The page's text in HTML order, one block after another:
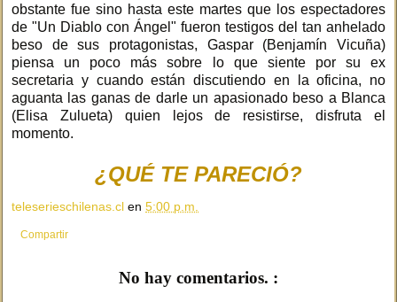
obstante fue sino hasta este martes que los espectadores
de "Un Diablo con Ángel" fueron testigos del tan anhelado
beso de sus protagonistas, Gaspar (Benjamín Vicuña)
piensa un poco más sobre lo que siente por su ex
secretaria y cuando están discutiendo en la oficina, no
aguanta las ganas de darle un apasionado beso a Blanca
(Elisa Zulueta) quien lejos de resistirse, disfruta el
momento.
¿QUÉ TE PARECIÓ?
teleserieschilenas.cl en 5:00 p.m.
Compartir
No hay comentarios. :